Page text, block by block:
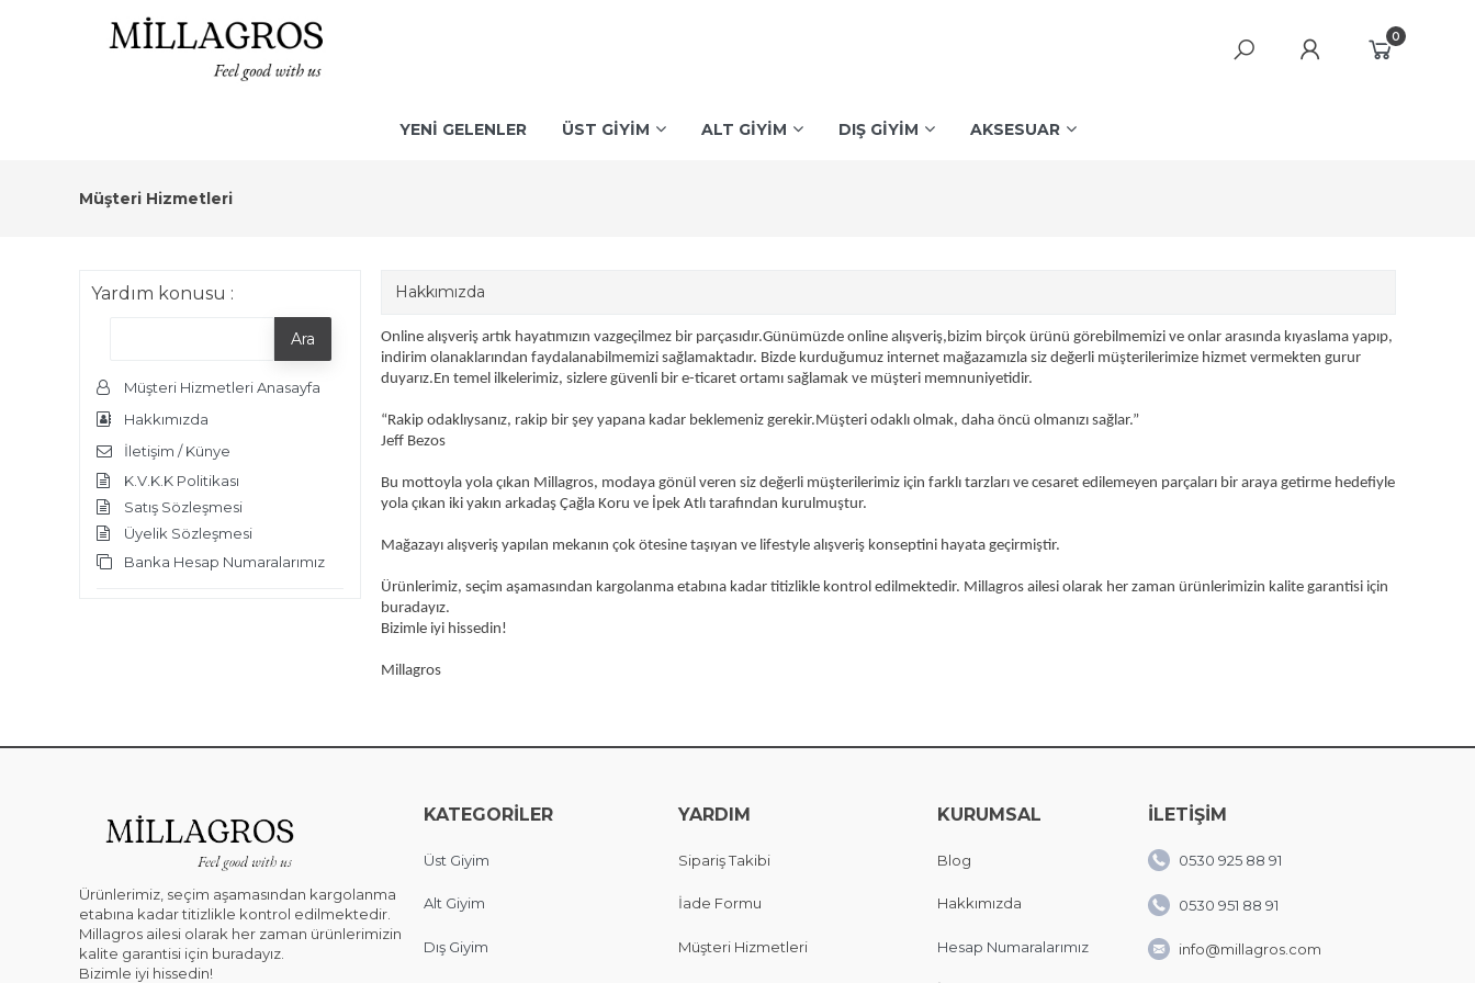
0
YENİ GELENLER ÜST GİYİM ALT GİYİM DIŞ GİYİM AKSESUAR
Müşteri Hizmetleri
Yardım konusu :
Müşteri Hizmetleri Anasayfa
Hakkımızda
İletişim / Künye
K.V.K.K Politikası
Satış Sözleşmesi
Üyelik Sözleşmesi
Banka Hesap Numaralarımız
Hakkımızda
Online alışveriş artık hayatımızın vazgeçilmez bir parçasıdır.Günümüzde online alışveriş,bizim birçok ürünü görebilmemizi ve onlar arasında kıyaslama yapıp,
indirim olanaklarından faydalanabilmemizi sağlamaktadır. Bizde kurduğumuz internet mağazamızla siz değerli müşterilerimize hizmet vermekten gurur
duyarız.En temel ilkelerimiz, sizlere güvenli bir e-ticaret ortamı sağlamak ve müşteri memnuniyetidir.
“Rakip odaklıysanız, rakip bir şey yapana kadar beklemeniz gerekir.Müşteri odaklı olmak, daha öncü olmanızı sağlar.”
Jeff Bezos
Bu mottoyla yola çıkan Millagros, modaya gönül veren siz değerli müşterilerimiz için farklı tarzları ve cesaret edilemeyen parçaları bir araya getirme hedefiyle
yola çıkan iki yakın arkadaş Çağla Koru ve İpek Atlı tarafından kurulmuştur.
Mağazayı alışveriş yapılan mekanın çok ötesine taşıyan ve lifestyle alışveriş konseptini hayata geçirmiştir.
Ürünlerimiz, seçim aşamasından kargolanma etabına kadar titizlikle kontrol edilmektedir. Millagros ailesi olarak her zaman ürünlerimizin kalite garantisi için
buradayız.
Bizimle iyi hissedin!
Millagros
Ürünlerimiz, seçim aşamasından kargolanma
etabına kadar titizlikle kontrol edilmektedir.
Millagros ailesi olarak her zaman ürünlerimizin
kalite garantisi için buradayız.
Bizimle iyi hissedin!
KATEGORİLER
Üst Giyim
Alt Giyim
Dış Giyim
YARDIM
Sipariş Takibi
İade Formu
Müşteri Hizmetleri
KURUMSAL
Blog
Hakkımızda
Hesap Numaralarımız
İLETİŞİM
0530 925 88 91
0530 951 88 91
info@millagros.com